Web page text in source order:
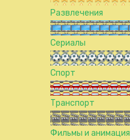
Развлечения
Сериалы
Спорт
Транспорт
Фильмы и анимация